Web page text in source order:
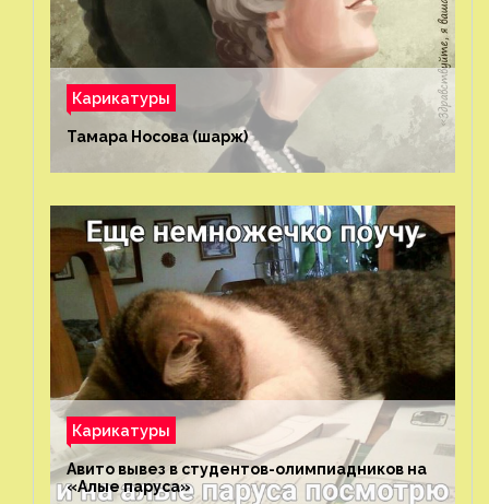
Карикатуры
Тамара Носова (шарж)⁠⁠
Карикатуры
Авито вывез в студентов-олимпиадников на
«Алые паруса»⁠⁠